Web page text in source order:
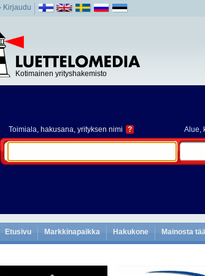
Kirjaudu
Kotimainen yrityshakemisto
Toimiala, hakusana, yrityksen nimi ? Alue,
Etusivu Markkinapaikka Hakukone Mainosta